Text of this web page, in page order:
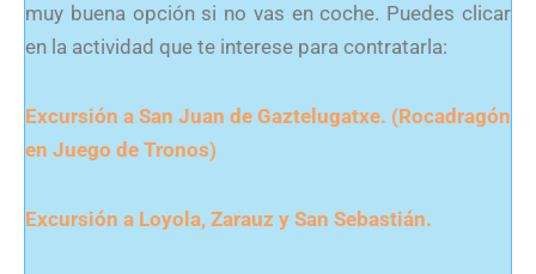
muy buena opción si no vas en coche. Puedes clicar
en la actividad que te interese para contratarla:
Excursión a San Juan de Gaztelugatxe. (Rocadragón
en Juego de Tronos)
Excursión a Loyola, Zarauz y San Sebastián.